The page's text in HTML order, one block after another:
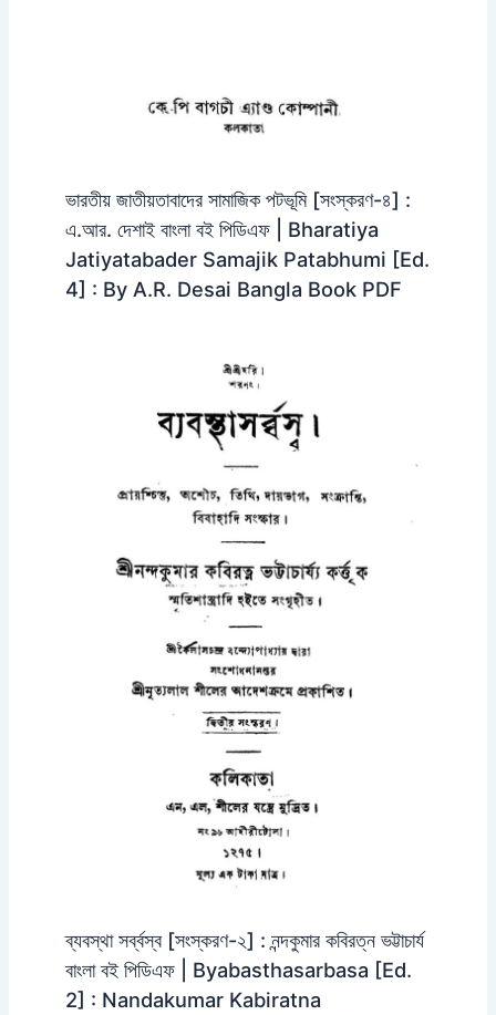
ভারতীয় জাতীয়তাবাদের সামাজিক পটভূমি [সংস্করণ-৪] :
এ.আর. দেশাই বাংলা বই পিডিএফ | Bharatiya
Jatiyatabader Samajik Patabhumi [Ed.
4] : By A.R. Desai Bangla Book PDF
ব্যবস্থা সর্ব্বস্ব [সংস্করণ-২] : নন্দকুমার কবিরত্ন ভট্টাচার্য
বাংলা বই পিডিএফ | Byabasthasarbasa [Ed.
2] : Nandakumar Kabiratna